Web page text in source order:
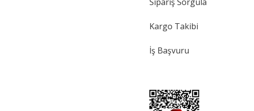
Kargo Takibi
İş Başvuru